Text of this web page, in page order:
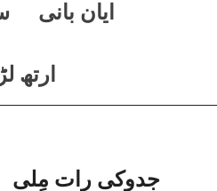
ايان بانی
ارتھ
جدوکی رات مِلی